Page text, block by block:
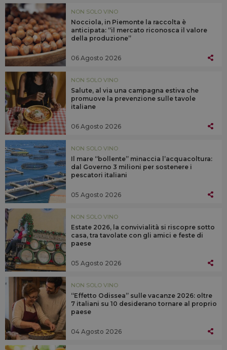
NON SOLO VINO
Nocciola, in Piemonte la raccolta è
anticipata: “il mercato riconosca il valore
della produzione”
06 Agosto 2026
NON SOLO VINO
Salute, al via una campagna estiva che
promuove la prevenzione sulle tavole
italiane
06 Agosto 2026
NON SOLO VINO
Il mare “bollente” minaccia l’acquacoltura:
dal Governo 3 milioni per sostenere i
pescatori italiani
05 Agosto 2026
NON SOLO VINO
Estate 2026, la convivialità si riscopre sotto
casa, tra tavolate con gli amici e feste di
paese
05 Agosto 2026
NON SOLO VINO
“Effetto Odissea” sulle vacanze 2026: oltre
7 italiani su 10 desiderano tornare al proprio
paese
04 Agosto 2026